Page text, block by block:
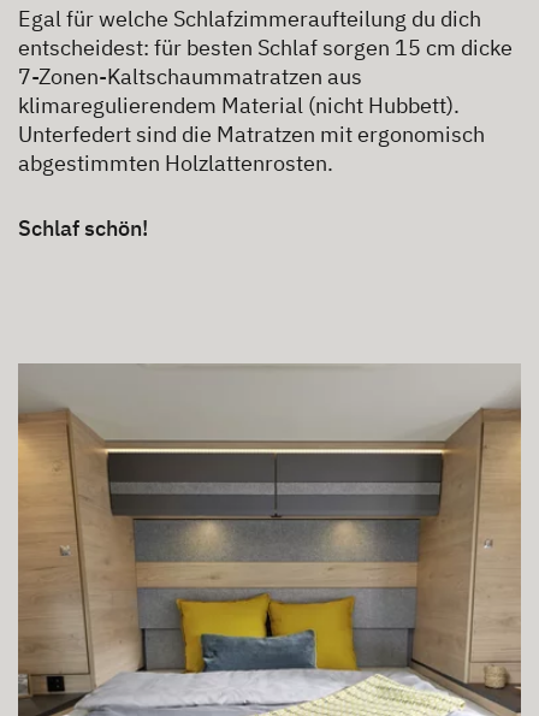
Egal für welche Schlafzimmeraufteilung du dich
entscheidest: für besten Schlaf sorgen 15 cm dicke
7-Zonen-Kaltschaummatratzen aus
klimaregulierendem Material (nicht Hubbett).
Unterfedert sind die Matratzen mit ergonomisch
abgestimmten Holzlattenrosten.
Schlaf schön!